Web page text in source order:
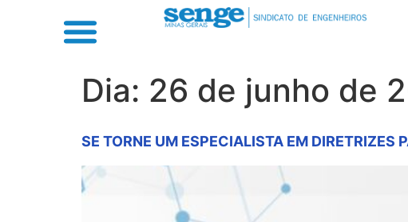
Dia: 26 de junho de
SE TORNE UM ESPECIALISTA EM DIRETRIZES